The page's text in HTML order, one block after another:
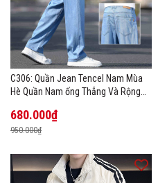
C306: Quần Jean Tencel Nam Mùa
Hè Quần Nam ống Thẳng Và Rộng
680.000₫
950.000₫